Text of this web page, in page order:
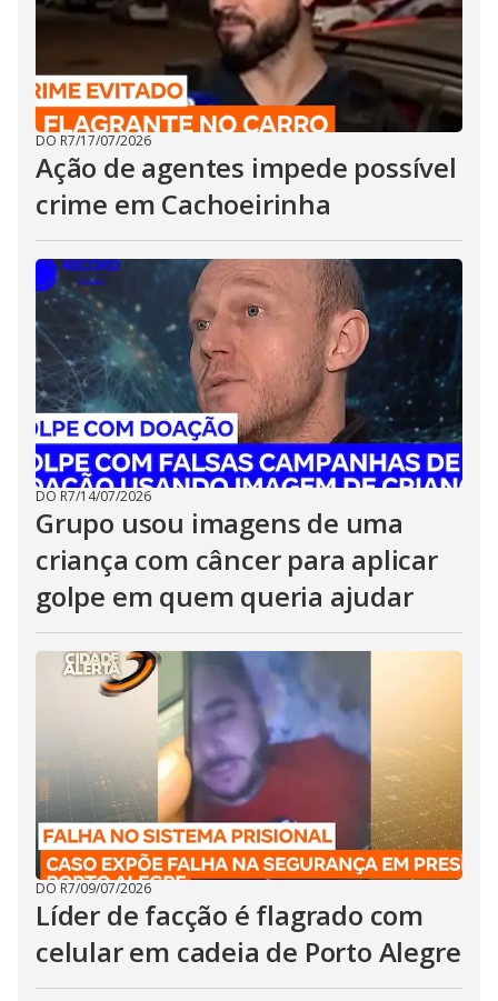
DO R7/17/07/2026
Ação de agentes impede possível
crime em Cachoeirinha
DO R7/14/07/2026
Grupo usou imagens de uma
criança com câncer para aplicar
golpe em quem queria ajudar
DO R7/09/07/2026
Líder de facção é flagrado com
celular em cadeia de Porto Alegre